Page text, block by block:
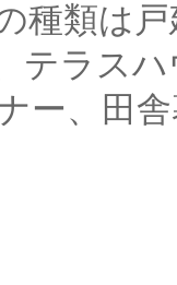
種類は
テラス
ー、田